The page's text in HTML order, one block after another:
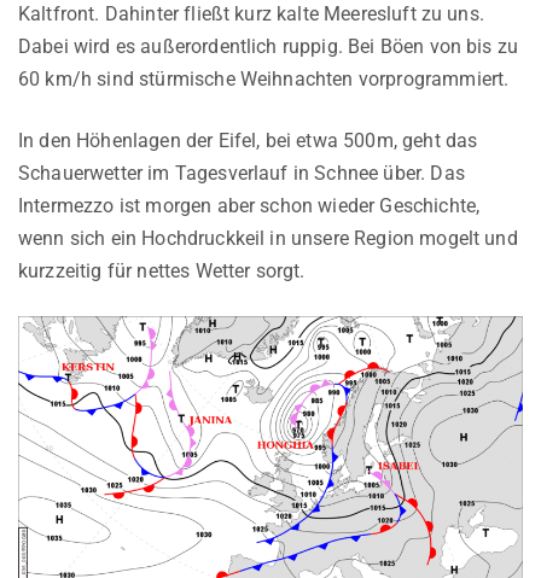
Kaltfront. Dahinter fließt kurz kalte Meeresluft zu uns.
Dabei wird es außerordentlich ruppig. Bei Böen von bis zu
60 km/h sind stürmische Weihnachten vorprogrammiert.
In den Höhenlagen der Eifel, bei etwa 500m, geht das
Schauerwetter im Tagesverlauf in Schnee über. Das
Intermezzo ist morgen aber schon wieder Geschichte,
wenn sich ein Hochdruckkeil in unsere Region mogelt und
kurzzeitig für nettes Wetter sorgt.